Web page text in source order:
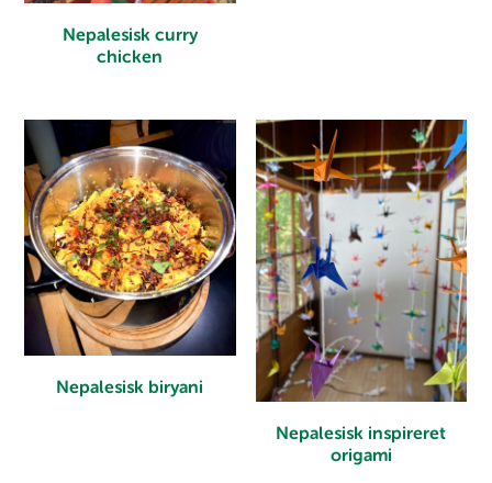
Nepalesisk curry
chicken
Nepalesisk biryani
Nepalesisk inspireret
origami